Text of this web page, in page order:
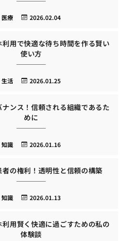
2026.02.04
医療
用で快適な待ち時間を作る賢い
使い方
2026.01.25
生活
ンス！信頼される組織であるた
めに
2026.01.16
知識
の権利！透明性と信頼の構築
2026.01.13
知識
用賢く快適に過ごすための私の
体験談